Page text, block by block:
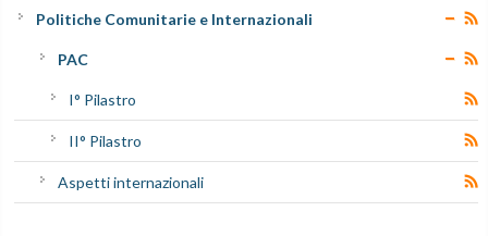
Politiche Comunitarie e Internazionali
PAC
I° Pilastro
II° Pilastro
Aspetti internazionali